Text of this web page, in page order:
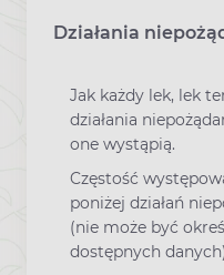
Działania
Jak każdy lek, lek
działania
one wystąpią.
Częstość
poniżej działań
(nie może być
dostępnych